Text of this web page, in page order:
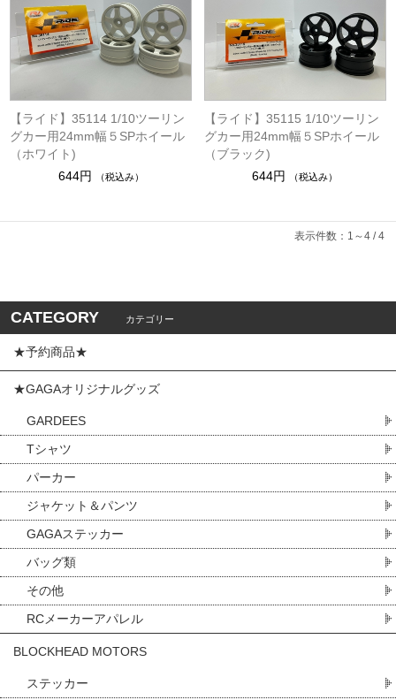
【ライド】35114 1/10ツーリン
グカー用24mm幅５SPホイール
（ホワイト)
644円
（税込み）
【ライド】35115 1/10ツーリン
グカー用24mm幅５SPホイール
（ブラック)
644円
（税込み）
表示件数：1～4 / 4
CATEGORY カテゴリー
★予約商品★
★GAGAオリジナルグッズ
GARDEES
Tシャツ
パーカー
ジャケット＆パンツ
GAGAステッカー
バッグ類
その他
RCメーカーアパレル
BLOCKHEAD MOTORS
ステッカー